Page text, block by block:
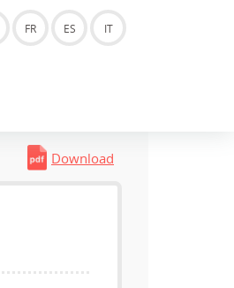
FR ES IT
Download